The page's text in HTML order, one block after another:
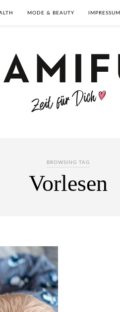
MODE & BEAUTY IMPRESSUM
BROWSING TAG
Vorlesen